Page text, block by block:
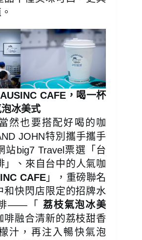
CAFE，喝一杯
冰美式
然也要搭配好喝的咖
JOHN特別攜手攜手
站big7 Travel票選「台
」、來自台中的人氣咖
CAFE」，重磅聯名
和快閃店限定的招牌水
——「
荔枝氣泡冰美
啡融合清新的荔枝甜香
汁，再注入暢快氣泡